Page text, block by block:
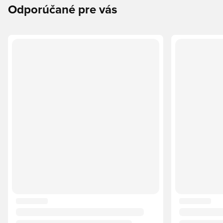
Odporúčané pre vás